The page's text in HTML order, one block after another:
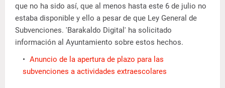
que no ha sido así, que al menos hasta este 6 de julio no
estaba disponible y ello a pesar de que Ley General de
Subvenciones. 'Barakaldo Digital' ha solicitado
información al Ayuntamiento sobre estos hechos.
Anuncio de la apertura de plazo para las
subvenciones a actividades extraescolares